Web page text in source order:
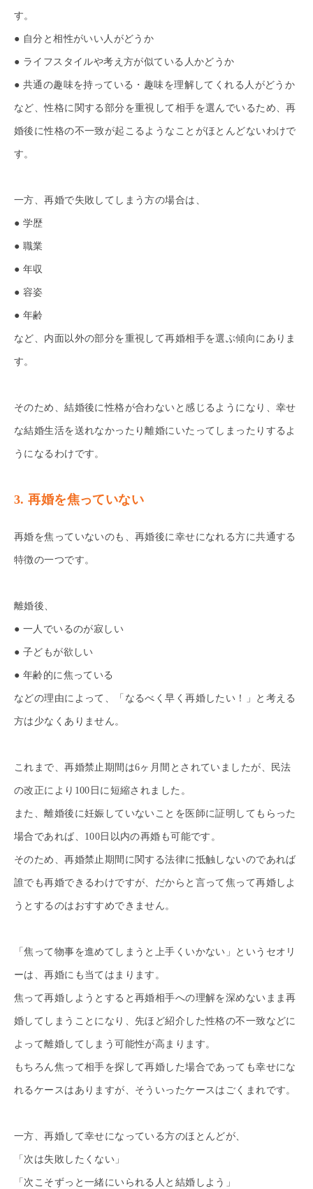
す。
● 自分と相性がいい人がどうか
● ライフスタイルや考え方が似ている人かどうか
● 共通の趣味を持っている・趣味を理解してくれる人がどうか
など、性格に関する部分を重視して相手を選んでいるため、再
婚後に性格の不一致が起こるようなことがほとんどないわけで
す。
一方、再婚で失敗してしまう方の場合は、
● 学歴
● 職業
● 年収
● 容姿
● 年齢
など、内面以外の部分を重視して再婚相手を選ぶ傾向にありま
す。
そのため、結婚後に性格が合わないと感じるようになり、幸せ
な結婚生活を送れなかったり離婚にいたってしまったりするよ
うになるわけです。
3. 再婚を焦っていない
再婚を焦っていないのも、再婚後に幸せになれる方に共通する
特徴の一つです。
離婚後、
● 一人でいるのが寂しい
● 子どもが欲しい
● 年齢的に焦っている
などの理由によって、「なるべく早く再婚したい！」と考える
方は少なくありません。
これまで、再婚禁止期間は6ヶ月間とされていましたが、民法
の改正により100日に短縮されました。
また、離婚後に妊娠していないことを医師に証明してもらった
場合であれば、100日以内の再婚も可能です。
そのため、再婚禁止期間に関する法律に抵触しないのであれば
誰でも再婚できるわけですが、だからと言って焦って再婚しよ
うとするのはおすすめできません。
「焦って物事を進めてしまうと上手くいかない」というセオリ
ーは、再婚にも当てはまります。
焦って再婚しようとすると再婚相手への理解を深めないまま再
婚してしまうことになり、先ほど紹介した性格の不一致などに
よって離婚してしまう可能性が高まります。
もちろん焦って相手を探して再婚した場合であっても幸せにな
れるケースはありますが、そういったケースはごくまれです。
一方、再婚して幸せになっている方のほとんどが、
「次は失敗したくない」
「次こそずっと一緒にいられる人と結婚しよう」